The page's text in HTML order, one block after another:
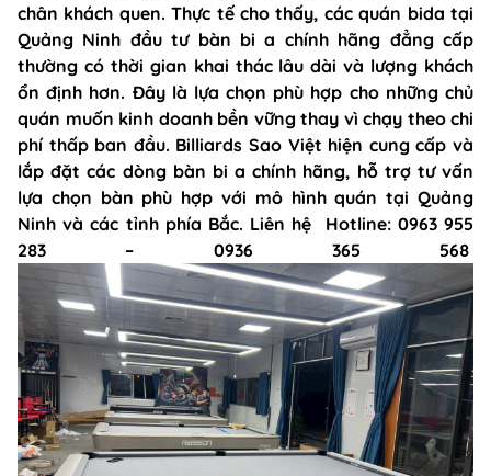
chân khách quen. Thực tế cho thấy, các quán bida tại
Quảng Ninh đầu tư bàn bi a chính hãng đẳng cấp
thường có thời gian khai thác lâu dài và lượng khách
ổn định hơn. Đây là lựa chọn phù hợp cho những chủ
quán muốn kinh doanh bền vững thay vì chạy theo chi
phí thấp ban đầu. Billiards Sao Việt hiện cung cấp và
lắp đặt các dòng bàn bi a chính hãng, hỗ trợ tư vấn
lựa chọn bàn phù hợp với mô hình quán tại Quảng
Ninh và các tỉnh phía Bắc. Liên hệ Hotline: 0963 955
283 – 0936 365 568